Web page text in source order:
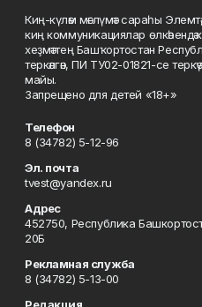
Киң-күләм мәғлүмәт сараһы
киң коммуникациялар өлкәһендә
хеҙмәттең Башҡортостан
теркәлгән, ПИ ТУ02-01821-се
майы.
Запрещено для детей «18+»
Телефон
8 (34782) 5-12-96
Эл. почта
tvest@yandex.ru
Адрес
452750, Республика
20Б
Рекламная служба
8 (34782) 5-13-00